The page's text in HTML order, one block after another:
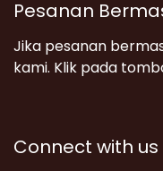
Pesanan
Jika pesanan
kami. Klik pada
Connect with us